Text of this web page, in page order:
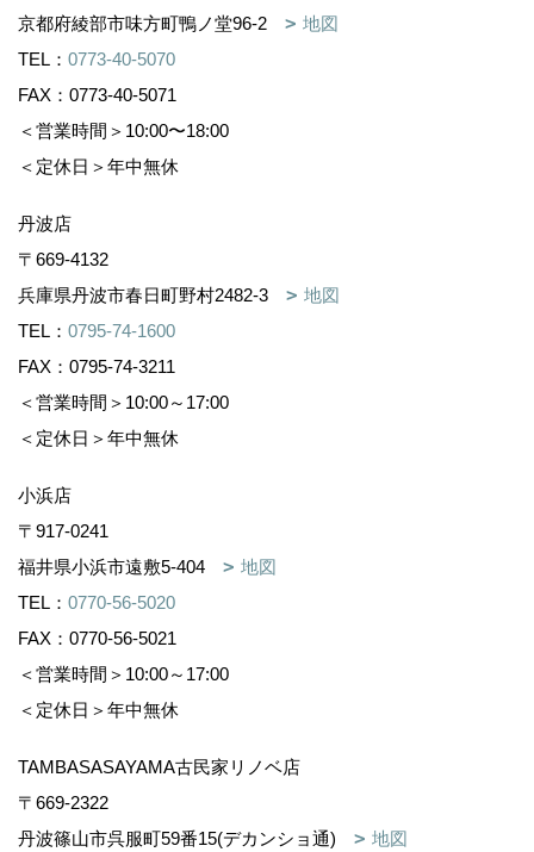
京都府綾部市味方町鴨ノ堂96-2
地図
TEL： 0773-40-5070
FAX：0773-40-5071
＜営業時間＞10:00〜18:00
＜定休日＞年中無休
丹波店
〒669-4132
兵庫県丹波市春日町野村2482-3
地図
TEL： 0795-74-1600
FAX：0795-74-3211
＜営業時間＞10:00～17:00
＜定休日＞年中無休
小浜店
〒917-0241
福井県小浜市遠敷5-404
地図
TEL： 0770-56-5020
FAX：0770-56-5021
＜営業時間＞10:00～17:00
＜定休日＞年中無休
TAMBASASAYAMA古民家リノベ店
〒669-2322
丹波篠山市呉服町59番15(デカンショ通)
地図